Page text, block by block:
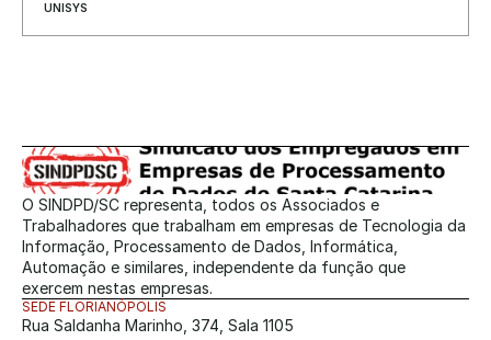
UNISYS
O SINDPD/SC representa, todos os Associados e
Trabalhadores que trabalham em empresas de Tecnologia da
Informação, Processamento de Dados, Informática,
Automação e similares, independente da função que
exercem nestas empresas.
SEDE FLORIANÓPOLIS
Rua Saldanha Marinho, 374, Sala 1105